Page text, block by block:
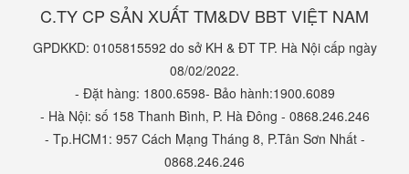
C.TY CP SẢN XUẤT TM&DV BBT VIỆT NAM
GPDKKD: 0105815592 do sở KH & ĐT TP. Hà Nội cấp ngày
08/02/2022.
- Đặt hàng: 1800.6598- Bảo hành:1900.6089
- Hà Nội: số 158 Thanh Bình, P. Hà Đông - 0868.246.246
- Tp.HCM1: 957 Cách Mạng Tháng 8, P.Tân Sơn Nhất -
0868.246.246